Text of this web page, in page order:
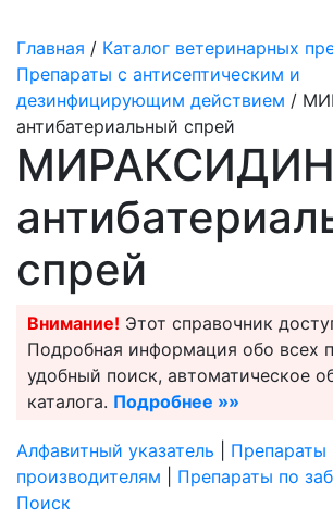
Главная / Каталог ветеринарных
Препараты с антисептическим и
дезинфицирующим действием /
антибатериальный спрей
МИРАКСИДИН
спрей
Внимание! Этот справочник
Подробная информация обо всех
удобный поиск, автоматическое
каталога. Подробнее »»
Алфавитный указатель
Препараты
производителям
Препараты по
Поиск